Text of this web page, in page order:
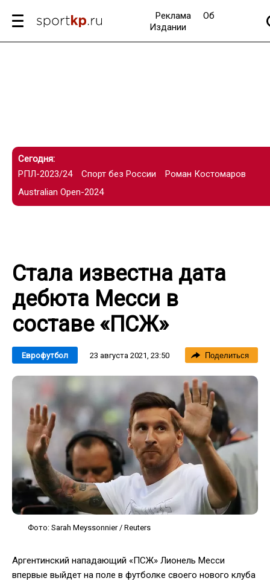
Реклама
Об
Издании
Сегодня:
РПЛ-2023/24
Спорт без России
Роман Костомаров
Australian Open-2024
Стала известна дата
дебюта Месси в
составе «ПСЖ»
Еврофутбол 23 августа 2021, 23:50 Поделиться
Фото: Sarah Meyssonnier / Reuters
Аргентинский нападающий «ПСЖ» Лионель Месси
впервые выйдет на поле в футболке своего нового клуба